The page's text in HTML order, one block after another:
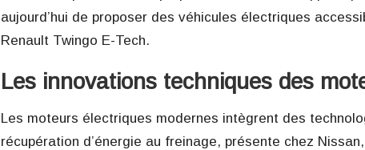
aujourd’hui de proposer des véhicules électriques
Renault Twingo E-Tech.
Les innovations techniques des
Les moteurs électriques modernes intègrent des
récupération d’énergie au freinage, présente chez